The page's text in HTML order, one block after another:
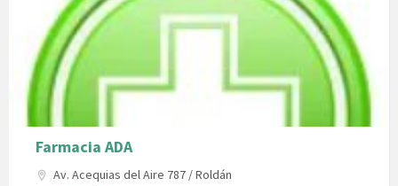
Farmacia ADA
Av. Acequias del Aire 787 / Roldán